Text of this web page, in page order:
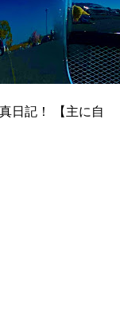
日記！ 【主に自